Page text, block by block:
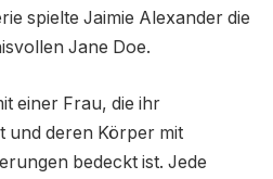
spielte Jaimie Alexander die
Jane Doe.
einer Frau, die ihr
und deren Körper mit
bedeckt ist. Jede